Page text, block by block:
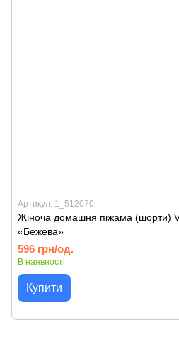
Артикул: 1_512070
Жіноча домашня піжама (шорти)
«Бежева»
596 грн/од.
В наявності
Купити